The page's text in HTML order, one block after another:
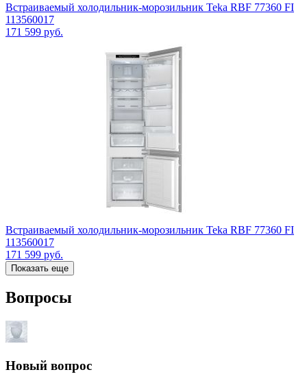
Встраиваемый холодильник-морозильник Teka RBF 77360 FI
113560017
171 599 руб.
Встраиваемый холодильник-морозильник Teka RBF 77360 FI
113560017
171 599 руб.
Показать еще
Вопросы
Новый вопрос